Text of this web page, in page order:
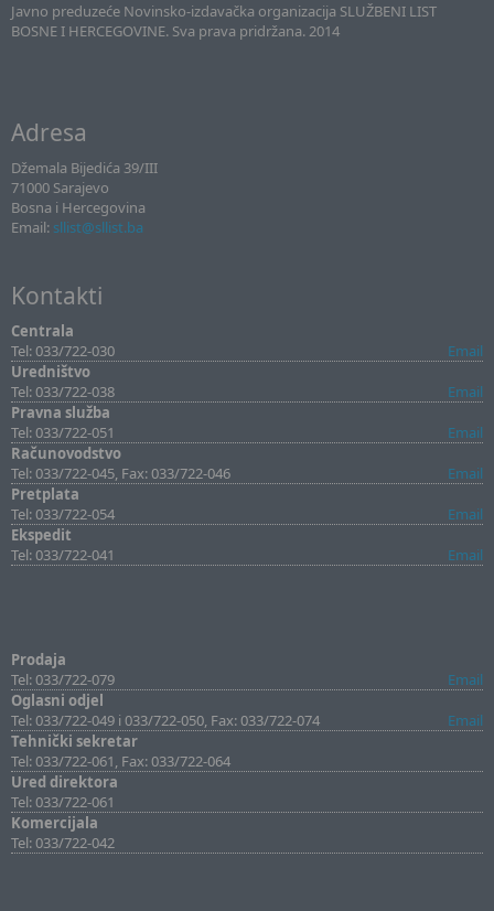
Javno preduzeće Novinsko-izdavačka organizacija SLUŽBENI LIST
BOSNE I HERCEGOVINE. Sva prava pridržana. 2014
Adresa
Džemala Bijedića 39/III
71000 Sarajevo
Bosna i Hercegovina
Email: sllist@sllist.ba
Kontakti
Centrala
Tel: 033/722-030
Email
Uredništvo
Tel: 033/722-038
Email
Pravna služba
Tel: 033/722-051
Email
Računovodstvo
Tel: 033/722-045, Fax: 033/722-046
Email
Pretplata
Tel: 033/722-054
Email
Ekspedit
Tel: 033/722-041
Email
Prodaja
Tel: 033/722-079
Email
Oglasni odjel
Tel: 033/722-049 i 033/722-050, Fax: 033/722-074
Email
Tehnički sekretar
Tel: 033/722-061, Fax: 033/722-064
Ured direktora
Tel: 033/722-061
Komercijala
Tel: 033/722-042